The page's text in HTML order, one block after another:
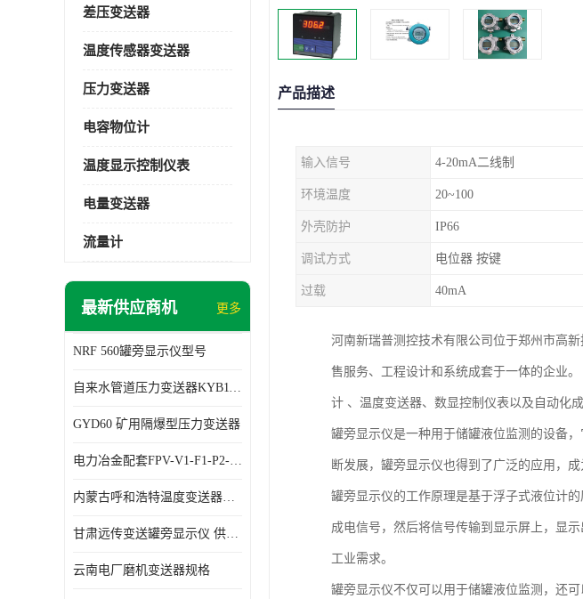
差压变送器
温度传感器变送器
压力变送器
电容物位计
温度显示控制仪表
电量变送器
流量计
最新供应商机 更多
NRF 560罐旁显示仪型号
自来水管道压力变送器KYB11G03M2型号 使用方便
GYD60 矿用隔爆型压力变送器
电力冶金配套FPV-V1-F1-P2-03电压变送器
内蒙古呼和浩特温度变送器配套罐旁显示仪供应 性能稳定
甘肃远传变送罐旁显示仪 供应及时
云南电厂磨机变送器规格
产品描述
输入信号 4-20mA二线制
环境温度 20~100
外壳防护 IP66
调试方式 电位器 按键
过载 40mA
河南新瑞普测控技术有限公司位于郑州市高
售服务、工程设计和系统成套于一体的企业
计 、温度变送器、数显控制仪表以及自动化成
罐旁显示仪是一种用于储罐液位监测的设备
断发展，罐旁显示仪也得到了广泛的应用，
罐旁显示仪的工作原理是基于浮子式液位计
成电信号，然后将信号传输到显示屏上，显
工业需求。
罐旁显示仪不仅可以用于储罐液位监测，还